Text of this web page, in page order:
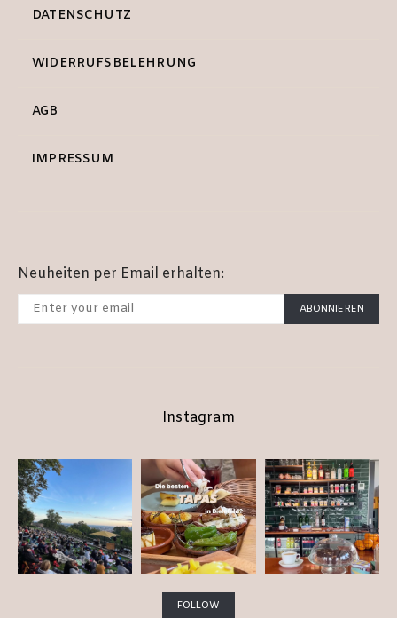
DATENSCHUTZ
WIDERRUFSBELEHRUNG
AGB
IMPRESSUM
Neuheiten per Email erhalten:
ABONNIEREN
Instagram
FOLLOW